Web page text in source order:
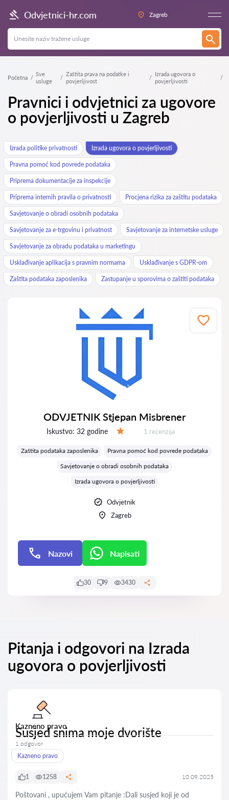
Odvjetnici-hr.com Zagreb
Početna
Sve
usluge
Zaštita prava na podatke i
povjerljivost
Izrada ugovora o
povjerljivosti
Pravnici i odvjetnici za ugovore
o povjerljivosti u Zagreb
Izrada politike privatnosti Izrada ugovora o povjerljivosti
Pravna pomoć kod povrede podataka
Priprema dokumentacije za inspekcije
Priprema internih pravila o privatnosti Procjena rizika za zaštitu podataka
Savjetovanje o obradi osobnih podataka
Savjetovanje za e-trgovinu i privatnost Savjetovanje za internetske usluge
Savjetovanje za obradu podataka u marketingu
Usklađivanje aplikacija s pravnim normama Usklađivanje s GDPR-om
Zaštita podataka zaposlenika Zastupanje u sporovima o zaštiti podataka
ODVJETNIK Stjepan Misbrener
Iskustvo: 32 godine Recenzija:
1 recenzija
Zaštita podataka zaposlenika
Pravna pomoć kod povrede podataka
Savjetovanje o obradi osobnih podataka
Izrada ugovora o povjerljivosti
Odvjetnik
Zagreb
Nazovi Napisati
30 9 3430
Pitanja i odgovori na Izrada
ugovora o povjerljivosti
Kazneno pravo
Susjed snima moje dvorište
1 odgovor
Kazneno pravo
1 1258 10.09.2025
Poštovani , upućujem Vam pitanje :Dali susjed koji je od